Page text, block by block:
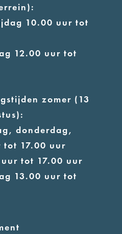
10.00 uur tot
12.00 uur tot
zomer (13
donderdag,
17.00 uur
tot 17.00 uur
13.00 uur tot